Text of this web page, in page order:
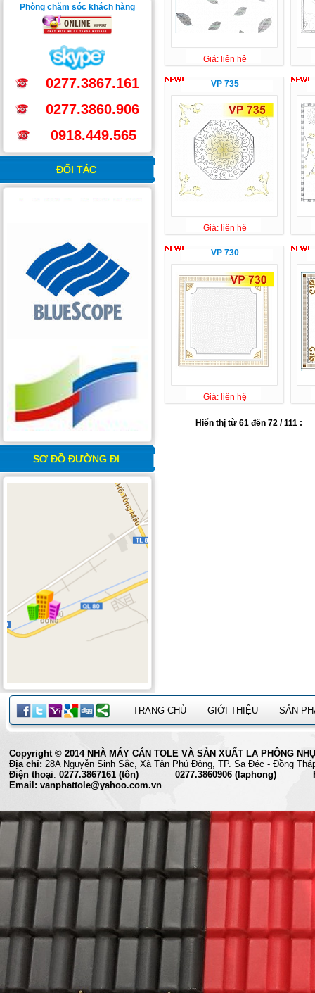
Phòng chăm sóc khách hàng
0277.3867.161
0277.3860.906
0918.449.565
ĐỐI TÁC
SƠ ĐỒ ĐƯỜNG ĐI
Giá: liên hệ
VP 735
Giá: liên hệ
VP 730
Giá: liên hệ
Hiển thị từ 61 đến 72 / 111 :
TRANG CHỦ GIỚI THIỆU SẢN
Copyright © 2014 NHÀ MÁY CÁN TOLE VÀ SẢN XUẤT LA PHÔNG
Địa chỉ: 28A Nguyễn Sinh Sắc, Xã Tân Phú Đông, TP. Sa
Điện thoại: 0277.3867161 (tôn) 0277.3860906 (laphong)
Email: vanphattole@yahoo.com.vn